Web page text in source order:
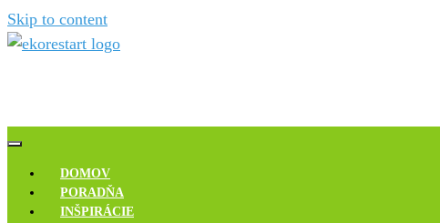
Skip to content
DOMOV
PORADŇA
INŠPIRÁCIE